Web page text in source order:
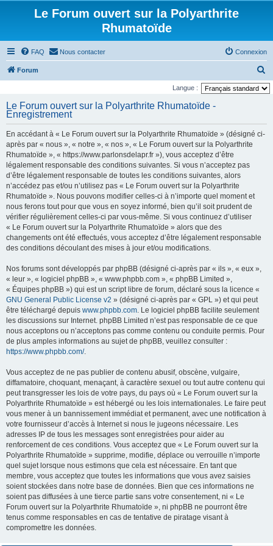
Le Forum ouvert sur la Polyarthrite
Rhumatoïde
FAQ Nous contacter Connexion
Forum
e
Langue :
Le Forum ouvert sur la Polyarthrite Rhumatoïde -
Enregistrement
En accédant à « Le Forum ouvert sur la Polyarthrite Rhumatoïde » (désigné ci-
après par « nous », « notre », « nos », « Le Forum ouvert sur la Polyarthrite
Rhumatoïde », « https://www.parlonsdelapr.fr »), vous acceptez d’être
légalement responsable des conditions suivantes. Si vous n’acceptez pas
d’être légalement responsable de toutes les conditions suivantes, alors
n’accédez pas et/ou n’utilisez pas « Le Forum ouvert sur la Polyarthrite
Rhumatoïde ». Nous pouvons modifier celles-ci à n’importe quel moment et
nous ferons tout pour que vous en soyez informé, bien qu’il soit prudent de
vérifier régulièrement celles-ci par vous-même. Si vous continuez d’utiliser
« Le Forum ouvert sur la Polyarthrite Rhumatoïde » alors que des
changements ont été effectués, vous acceptez d’être légalement responsable
des conditions découlant des mises à jour et/ou modifications.
Nos forums sont développés par phpBB (désigné ci-après par « ils », « eux »,
« leur », « logiciel phpBB », « www.phpbb.com », « phpBB Limited »,
« Équipes phpBB ») qui est un script libre de forum, déclaré sous la licence «
GNU General Public License v2 » (désigné ci-après par « GPL ») et qui peut
être téléchargé depuis www.phpbb.com. Le logiciel phpBB facilite seulement
les discussions sur Internet. phpBB Limited n’est pas responsable de ce que
nous acceptons ou n’acceptons pas comme contenu ou conduite permis. Pour
de plus amples informations au sujet de phpBB, veuillez consulter :
https://www.phpbb.com/.
Vous acceptez de ne pas publier de contenu abusif, obscène, vulgaire,
diffamatoire, choquant, menaçant, à caractère sexuel ou tout autre contenu qui
peut transgresser les lois de votre pays, du pays où « Le Forum ouvert sur la
Polyarthrite Rhumatoïde » est hébergé ou les lois internationales. Le faire peut
vous mener à un bannissement immédiat et permanent, avec une notification à
votre fournisseur d’accès à Internet si nous le jugeons nécessaire. Les
adresses IP de tous les messages sont enregistrées pour aider au
renforcement de ces conditions. Vous acceptez que « Le Forum ouvert sur la
Polyarthrite Rhumatoïde » supprime, modifie, déplace ou verrouille n’importe
quel sujet lorsque nous estimons que cela est nécessaire. En tant que
membre, vous acceptez que toutes les informations que vous avez saisies
soient stockées dans notre base de données. Bien que ces informations ne
soient pas diffusées à une tierce partie sans votre consentement, ni « Le
Forum ouvert sur la Polyarthrite Rhumatoïde », ni phpBB ne pourront être
tenus comme responsables en cas de tentative de piratage visant à
compromettre les données.